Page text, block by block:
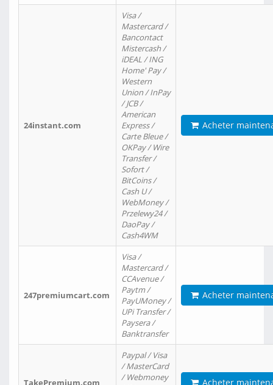
24instant.com
Visa /
Mastercard /
Bancontact
Mistercash /
iDEAL / ING
Home' Pay /
Western
Union / InPay
/ JCB /
American
Express /
Carte Bleue /
OKPay / Wire
Transfer /
Sofort /
BitCoins /
Cash U /
WebMoney /
Przelewy24 /
DaoPay /
Cash4WM
Acheter
247premiumcart.com
Visa /
Mastercard /
CCAvenue /
Paytm /
PayUMoney /
UPi Transfer /
Paysera /
Banktransfer
Acheter
TakePremium.com
Paypal / Visa
/ MasterCard
/ Webmoney
Acheter